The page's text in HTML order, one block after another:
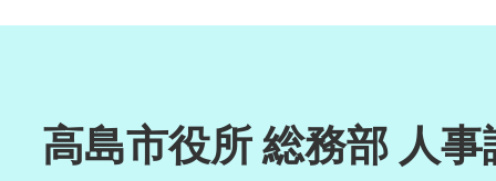
高島市役所 総務部 人